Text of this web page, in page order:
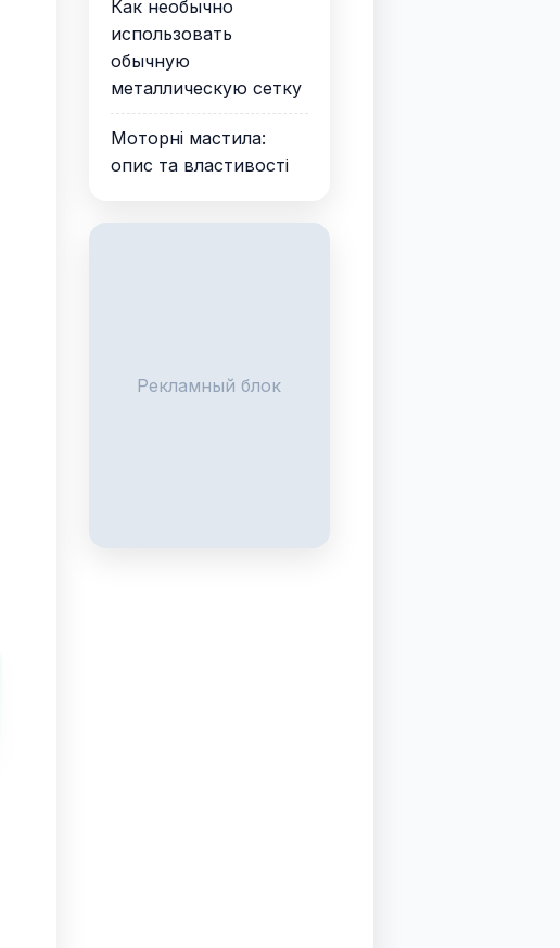
Как необычно
использовать
обычную
металлическую сетку
Моторні мастила:
опис та властивості
Рекламный блок